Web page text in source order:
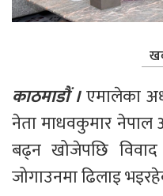
काठमाडौं । एमालेका
नेता माधवकुमार
बढ्न खोजेपछि विवाद
जोगाउनमा ढिलाइ